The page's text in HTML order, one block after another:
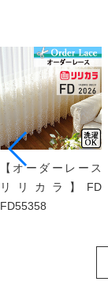
【オーダーレース
リリカラ】FD
FD55358